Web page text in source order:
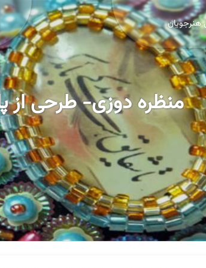
هنرجویان
منظره دوزی- طرحی از